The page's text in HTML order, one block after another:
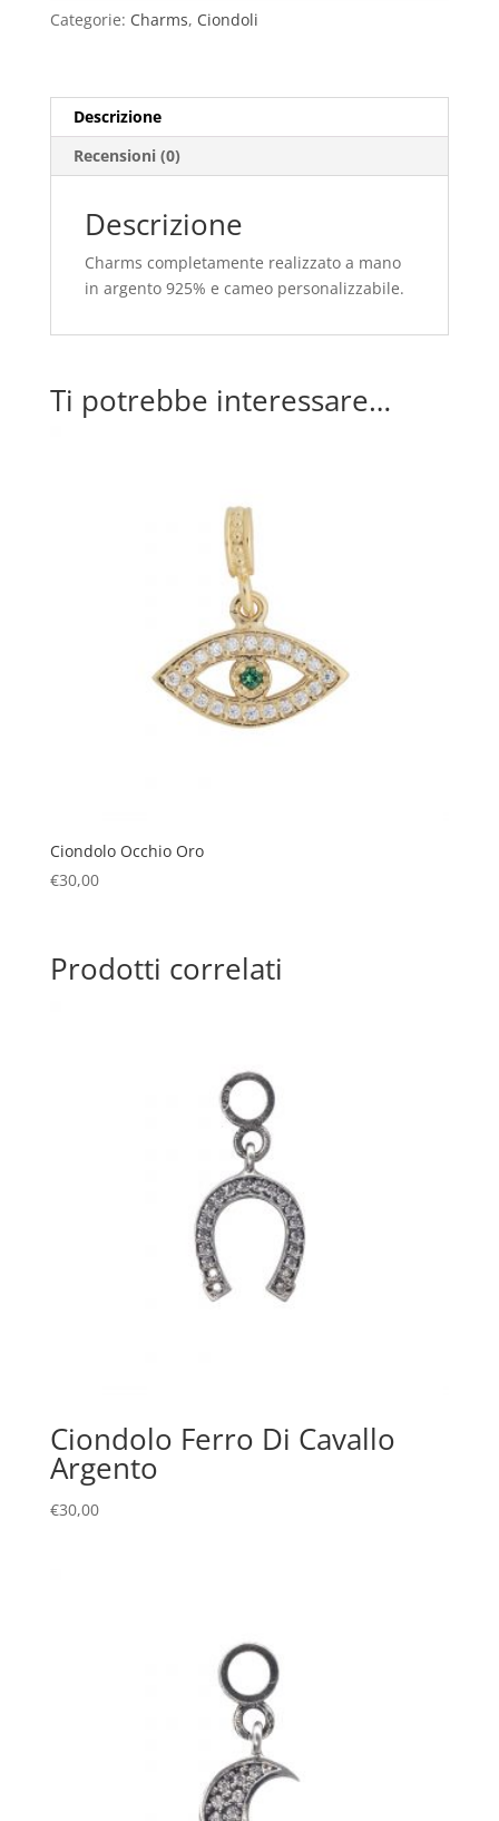
Categorie: Charms, Ciondoli
Descrizione
Recensioni (0)
Descrizione
Charms completamente realizzato a mano
in argento 925% e cameo personalizzabile.
Ti potrebbe interessare…
Ciondolo Occhio Oro
€30,00
Prodotti correlati
Ciondolo Ferro Di Cavallo
Argento
€30,00